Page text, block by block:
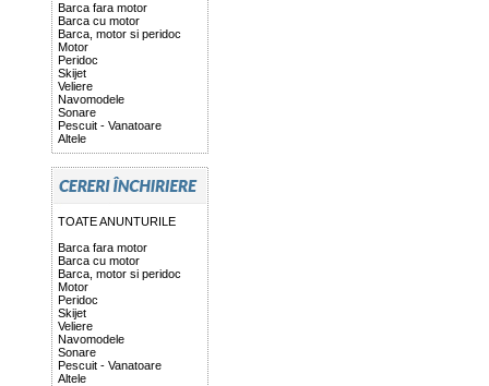
Barca fara motor
Barca cu motor
Barca, motor si peridoc
Motor
Peridoc
Skijet
Veliere
Navomodele
Sonare
Pescuit - Vanatoare
Altele
TOATE ANUNTURILE
Barca fara motor
Barca cu motor
Barca, motor si peridoc
Motor
Peridoc
Skijet
Veliere
Navomodele
Sonare
Pescuit - Vanatoare
Altele